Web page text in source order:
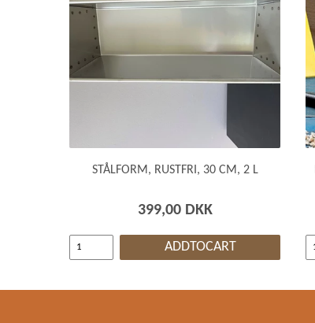
STÅLFORM, RUSTFRI, 30 CM, 2 L
399,00 DKK
ADDTOCART